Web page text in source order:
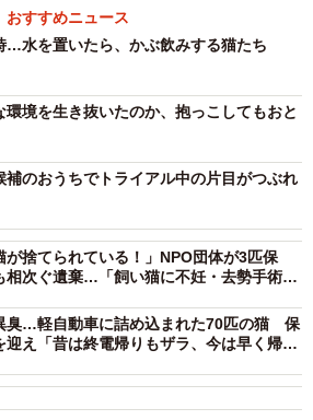
警察とアパートの管理会社が通報の
、男性の遺体を発見。単身で住ん
た。死後1週間から10日ほど経って
ガリガリに痩せた数匹の猫も見つか
きてお話を伺ったところ、亡くなっ
やっていた男性だったそうです。
だったようで、部屋にはアメリカ
ちがいたとのこと。9匹のうち2匹が
に死んでおり、残りの7匹は生きてい
京都の動物愛護相談センターに引
続きをしたようですが、場合によっ
性もあり、保護をお願いできる団体
おすすめニュース
…水を置いたら、かぶ飲みする猫たち
環境を生き抜いたのか、抱っこしてもおと
補のおうちでトライアル中の片目がつぶれ
が捨てられている！」NPO団体が3匹保
次ぐ遺棄…「飼い猫に不妊・去勢手術
臭…軽自動車に詰め込まれた70匹の猫 保
迎え「昔は終電帰りもザラ、今は早く帰宅